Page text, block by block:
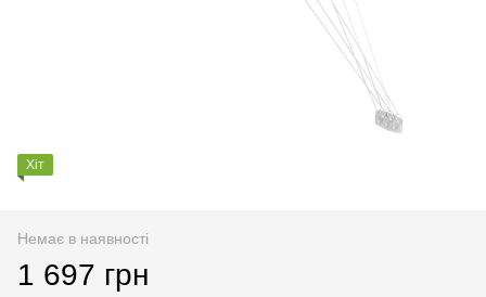
Хіт
Немає в наявності
1 697 грн